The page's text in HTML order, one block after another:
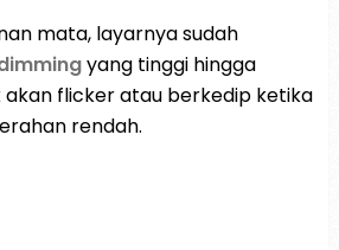
mata, layarnya sudah
yang tinggi hingga
akan flicker atau berkedip ketika
rendah.